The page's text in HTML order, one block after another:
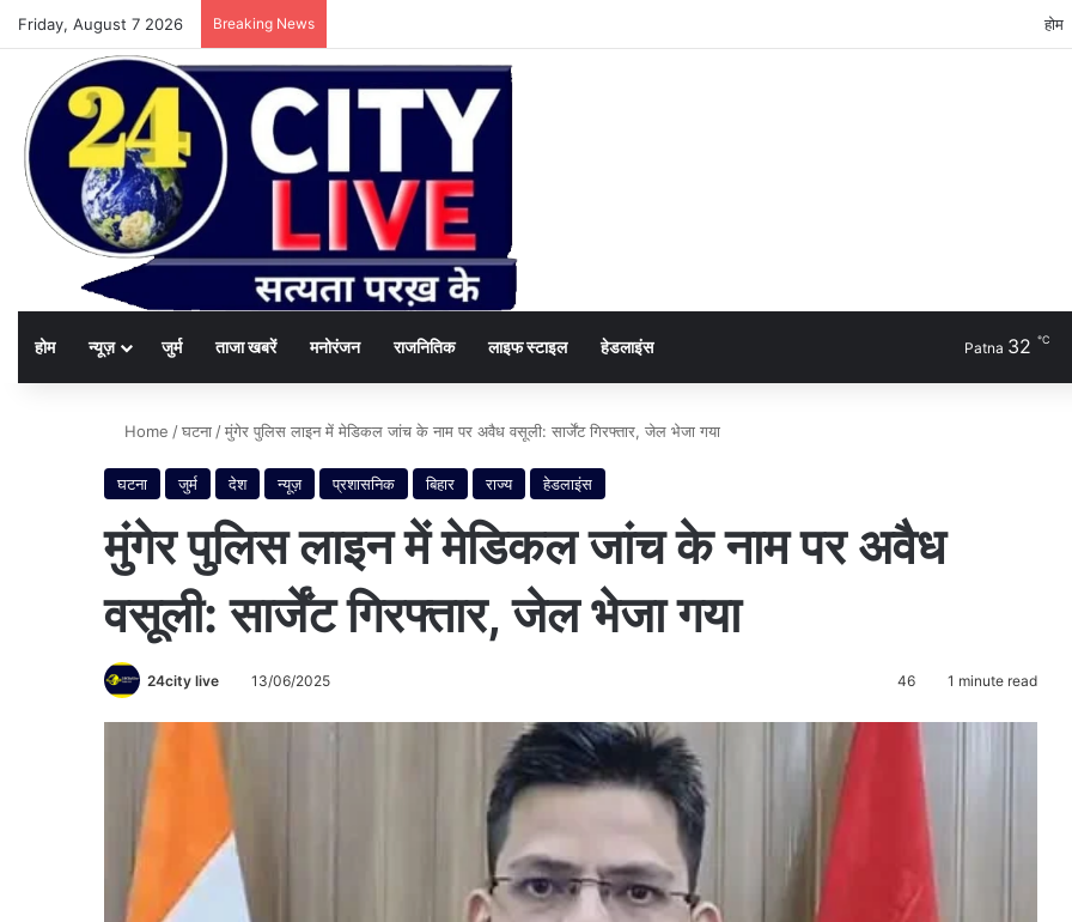
Friday, August 7 2026 Breaking News होम
होम न्यूज़ जुर्म ताजा खबरें मनोरंजन राजनितिक लाइफ स्टाइल हेडलाइंस Patna 32 ℃
Home /घटना/मुंगेर पुलिस लाइन में मेडिकल जांच के नाम पर अवैध वसूली: सार्जेंट गिरफ्तार, जेल भेजा गया
घटना जुर्म देश न्यूज़ प्रशासनिक बिहार राज्य हेडलाइंस
मुंगेर पुलिस लाइन में मेडिकल जांच के नाम पर अवैध
वसूली: सार्जेंट गिरफ्तार, जेल भेजा गया
24city live 13/06/2025 46 1 minute read